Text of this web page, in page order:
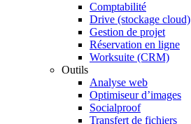
Comptabilité
Drive (stockage cloud)
Gestion de projet
Réservation en ligne
Worksuite (CRM)
Outils
Analyse web
Optimiseur d’images
Socialproof
Transfert de fichiers